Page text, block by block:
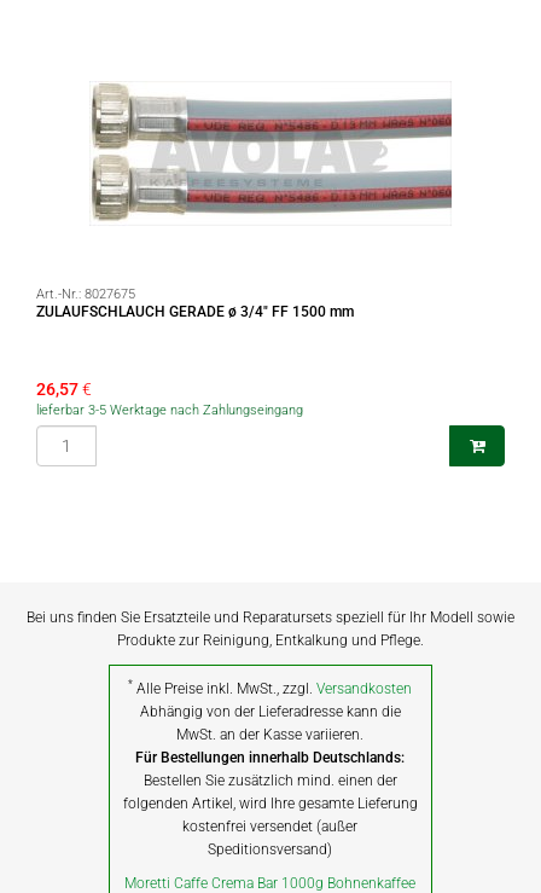
Art.-Nr.: 8027675
ZULAUFSCHLAUCH GERADE ø 3/4" FF 1500 mm
26,57€
lieferbar 3-5 Werktage nach Zahlungseingang
Bei uns finden Sie Ersatzteile und Reparatursets speziell für Ihr Modell sowie
Produkte zur Reinigung, Entkalkung und Pflege.
* Alle Preise inkl. MwSt., zzgl.Versandkosten
Abhängig von der Lieferadresse kann die
MwSt. an der Kasse variieren.
Für Bestellungen innerhalb Deutschlands:
Bestellen Sie zusätzlich mind. einen der
folgenden Artikel, wird Ihre gesamte Lieferung
kostenfrei versendet (außer
Speditionsversand)
Moretti Caffe Crema Bar 1000g Bohnenkaffee